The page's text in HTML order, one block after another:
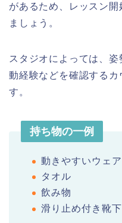
があるため、レッスン
ましょう。
スタジオによっては、
動経験などを確認するカ
す。
持ち物の一例
動きやすいウェア
タオル
飲み物
滑り止め付き靴